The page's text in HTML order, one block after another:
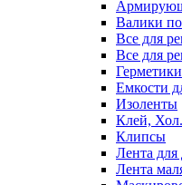
Валики
Все для
Все для
Герметики
Емкости
Изоленты
Клей, Хол.
Клипсы
Лента для
Лента